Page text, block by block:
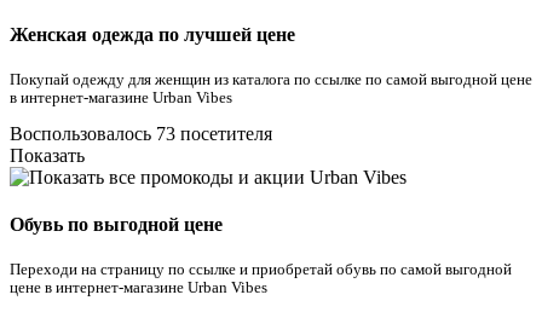
Женская одежда по лучшей цене
Покупай одежду для женщин из каталога по ссылке по самой выгодной цене
в интернет-магазине Urban Vibes
Воспользовалось 73 посетителя
Показать
Обувь по выгодной цене
Переходи на страницу по ссылке и приобретай обувь по самой выгодной
цене в интернет-магазине Urban Vibes